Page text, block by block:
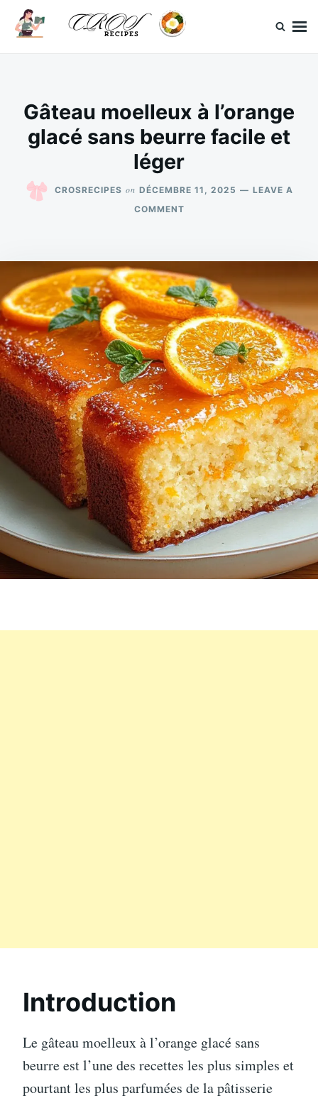
SkipSearch
for:
Gâteau moelleux à l’orange
glacé sans beurre facile et
léger
CROSRECIPES on DÉCEMBRE 11, 2025
LEAVE A
COMMENTON
L’ORANGE
GLACÉ
SANS
BEURRE
FACILE
ET
LÉGER
Introduction
Le gâteau moelleux à l’orange glacé sans
beurre est l’une des recettes les plus simples et
pourtant les plus parfumées de la pâtisserie